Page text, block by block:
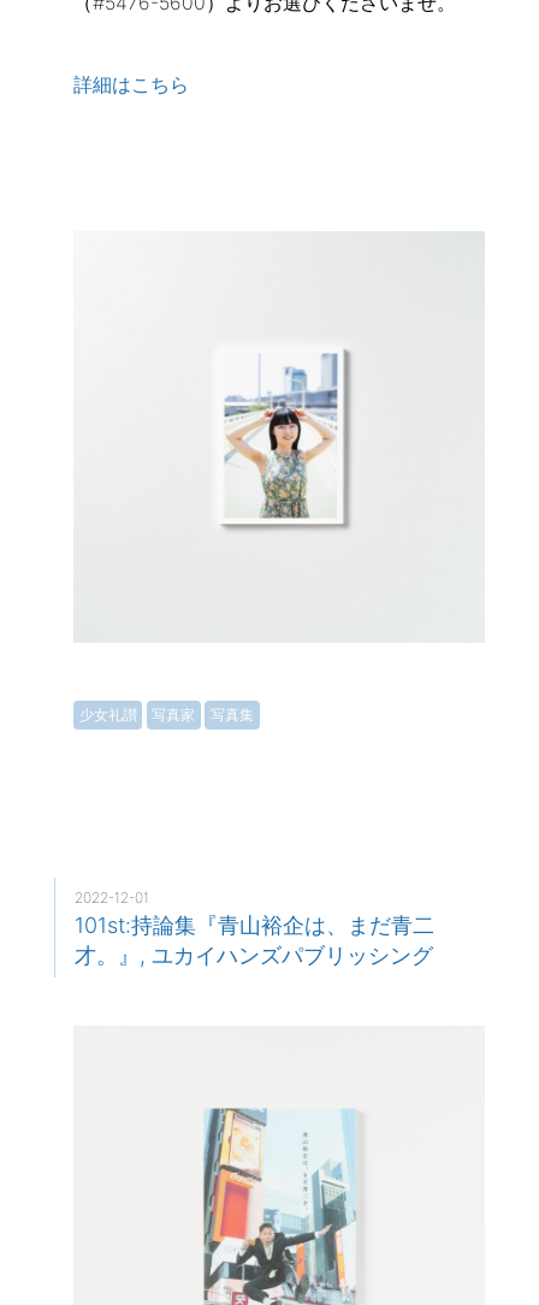
詳細はこちら
少女礼讃 写真家 写真集
2022-12-01
101st:持論集『青山裕企は、まだ青二
才。』, ユカイハンズパブリッシング